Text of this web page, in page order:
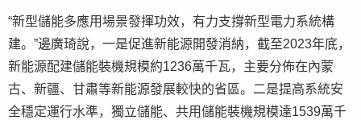
“新型儲能多應用場景發揮功效，有力支撐新型電力系統構
建。”邊廣琦說，一是促進新能源開發消納，截至2023年底，
新能源配建儲能裝機規模約1236萬千瓦，主要分佈在內蒙
古、新疆、甘肅等新能源發展較快的省區。二是提高系統安
全穩定運行水準，獨立儲能、共用儲能裝機規模達1539萬千